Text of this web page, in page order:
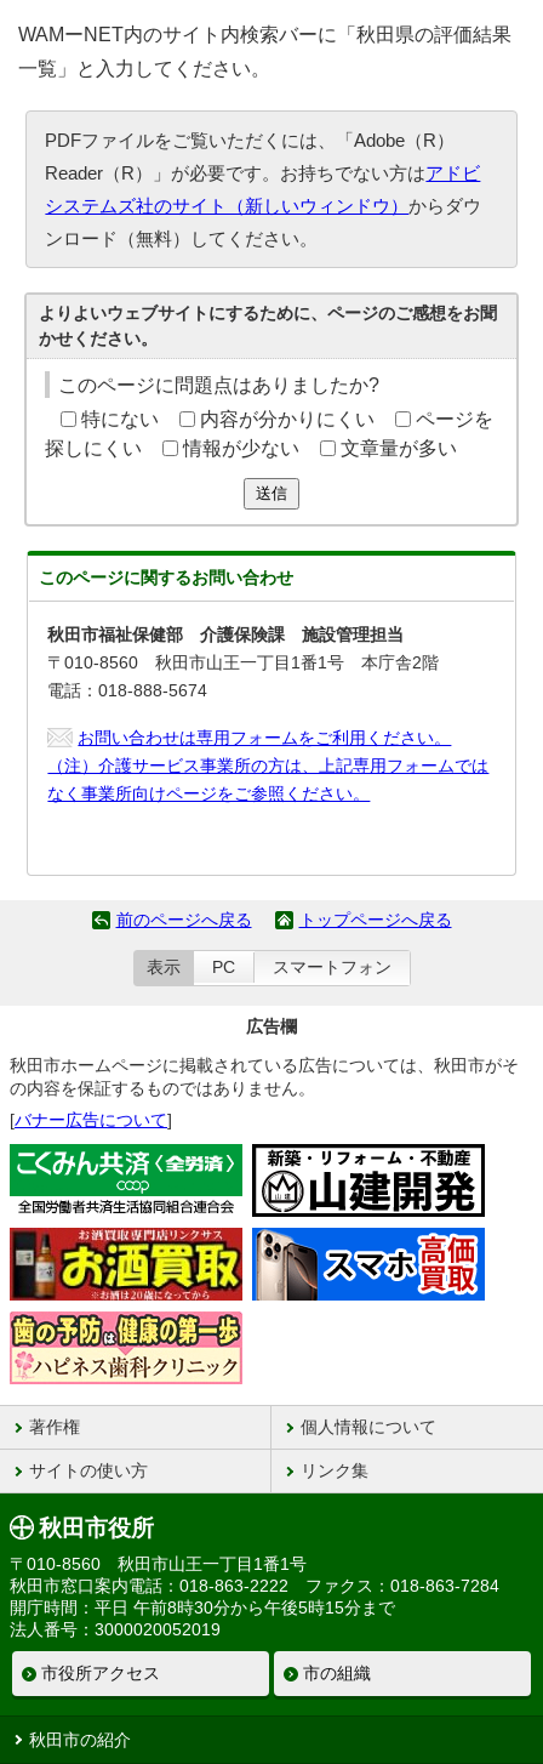
WAMーNET内のサイト内検索バーに「秋田県の評価結果
一覧」と入力してください。
PDFファイルをご覧いただくには、「Adobe（R）
Reader（R）」が必要です。お持ちでない方はアドビ
システムズ社のサイト（新しいウィンドウ）からダウ
ンロード（無料）してください。
よりよいウェブサイトにするために、ページのご感想をお聞
かせください。
このページに問題点はありましたか?
特にない
内容が分かりにくい
ページを
探しにくい
情報が少ない 文章量が多い
送信
このページに関するお問い合わせ
秋田市福祉保健部 介護保険課 施設管理担当
〒010-8560 秋田市山王一丁目1番1号 本庁舎2階
電話：018-888-5674
お問い合わせは専用フォームをご利用ください。
（注）介護サービス事業所の方は、上記専用フォームでは
なく事業所向けページをご参照ください。
前のページへ戻る トップページへ戻る
表示 PC スマートフォン
広告欄
秋田市ホームページに掲載されている広告については、秋田市がそ
の内容を保証するものではありません。
[バナー広告について]
著作権 個人情報について
サイトの使い方 リンク集
秋田市役所
〒010-8560 秋田市山王一丁目1番1号
秋田市窓口案内電話：018-863-2222 ファクス：018-863-7284
開庁時間：平日 午前8時30分から午後5時15分まで
法人番号：3000020052019
市役所アクセス 市の組織
秋田市の紹介